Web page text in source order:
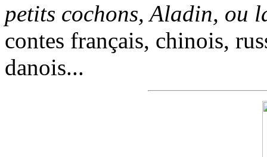
petits cochons, Aladin, ou
contes français, chinois,
danois...